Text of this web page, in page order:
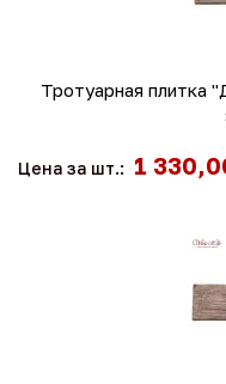
Тротуарная плитка
Цена за шт.: 1